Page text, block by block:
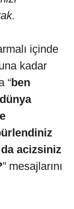
içinde
kadar
“ben
acizsiniz
” mesajlarını